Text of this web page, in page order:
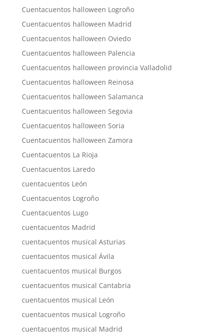
Cuentacuentos halloween Logroño
Cuentacuentos halloween Madrid
Cuentacuentos halloween Oviedo
Cuentacuentos halloween Palencia
Cuentacuentos halloween provincia Valladolid
Cuentacuentos halloween Reinosa
Cuentacuentos halloween Salamanca
Cuentacuentos halloween Segovia
Cuentacuentos halloween Soria
Cuentacuentos halloween Zamora
Cuentacuentos La Rioja
Cuentacuentos Laredo
cuentacuentos León
Cuentacuentos Logroño
Cuentacuentos Lugo
cuentacuentos Madrid
cuentacuentos musical Asturias
cuentacuentos musical Ávila
cuentacuentos musical Burgos
cuentacuentos musical Cantabria
cuentacuentos musical León
cuentacuentos musical Logroño
cuentacuentos musical Madrid